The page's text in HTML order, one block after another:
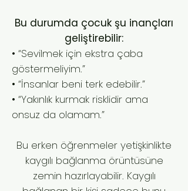
Bu durumda çocuk şu inançları
geliştirebilir:
• “Sevilmek için ekstra çaba
göstermeliyim.”
• “İnsanlar beni terk edebilir.”
• “Yakınlık kurmak risklidir ama
onsuz da olamam.”
Bu erken öğrenmeler yetişkinlikte
kaygılı bağlanma örüntüsüne
zemin hazırlayabilir. Kaygılı